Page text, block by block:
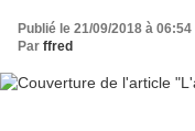
Publié le 21/09/2018 à 06:54
Par ffred